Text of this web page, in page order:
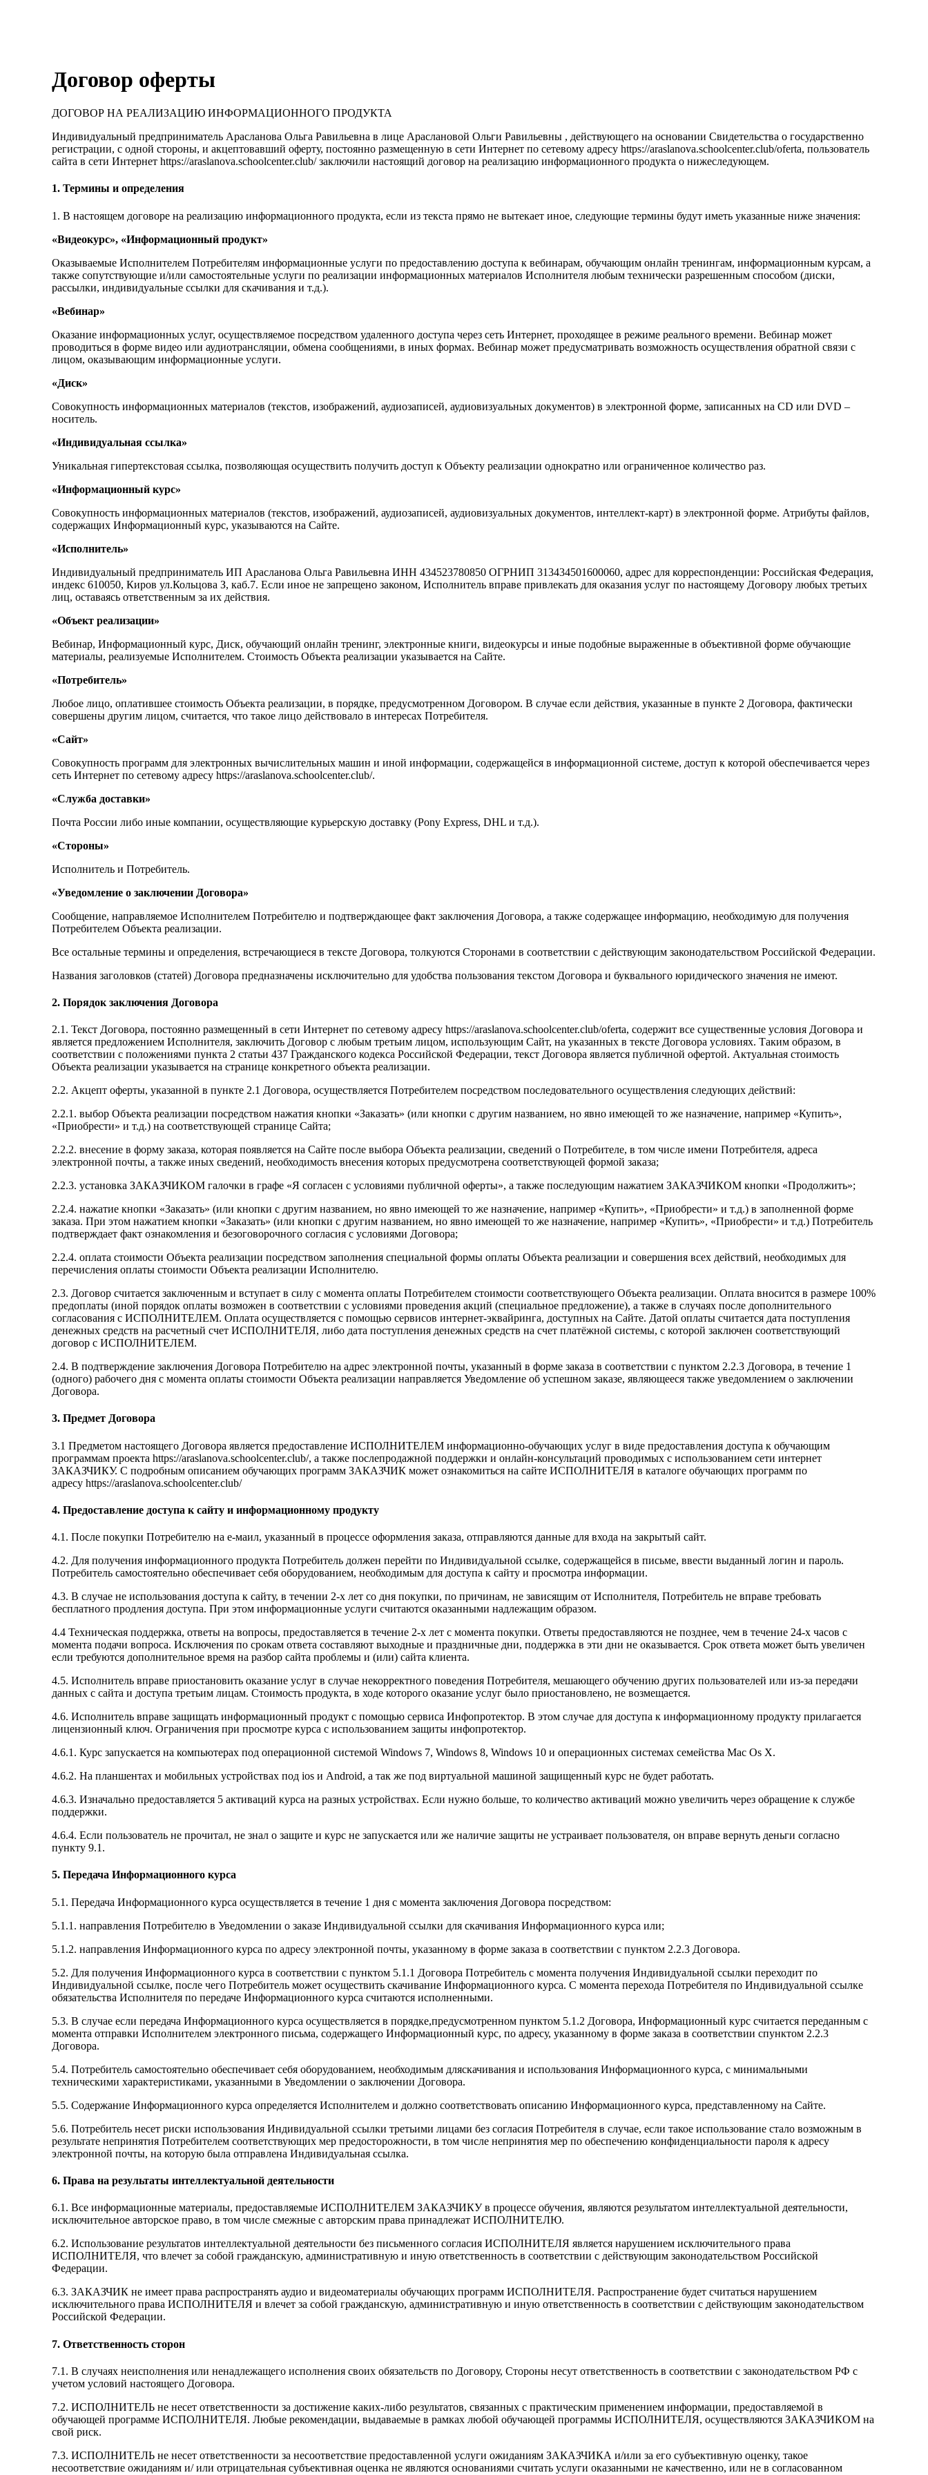
Договор оферты
ДОГОВОР НА РЕАЛИЗАЦИЮ ИНФОРМАЦИОННОГО ПРОДУКТА
Индивидуальный предприниматель Арасланова Ольга Равильевна в лице Араслановой Ольги Равильевны , действующего на основании Свидетельства о государственно
регистрации, с одной стороны, и акцептовавший оферту, постоянно размещенную в сети Интернет по сетевому адресу https://araslanova.schoolcenter.club/oferta, пользователь
сайта в сети Интернет https://araslanova.schoolcenter.club/ заключили настоящий договор на реализацию информационного продукта о нижеследующем.
1. Термины и определения
1. В настоящем договоре на реализацию информационного продукта, если из текста прямо не вытекает иное, следующие термины будут иметь указанные ниже значения:
«Видеокурс», «Информационный продукт»
Оказываемые Исполнителем Потребителям информационные услуги по предоставлению доступа к вебинарам, обучающим онлайн тренингам, информационным курсам, а
также сопутствующие и/или самостоятельные услуги по реализации информационных материалов Исполнителя любым технически разрешенным способом (диски,
рассылки, индивидуальные ссылки для скачивания и т.д.).
«Вебинар»
Оказание информационных услуг, осуществляемое посредством удаленного доступа через сеть Интернет, проходящее в режиме реального времени. Вебинар может
проводиться в форме видео или аудиотрансляции, обмена сообщениями, в иных формах. Вебинар может предусматривать возможность осуществления обратной связи с
лицом, оказывающим информационные услуги.
«Диск»
Совокупность информационных материалов (текстов, изображений, аудиозаписей, аудиовизуальных документов) в электронной форме, записанных на CD или DVD –
носитель.
«Индивидуальная ссылка»
Уникальная гипертекстовая ссылка, позволяющая осуществить получить доступ к Объекту реализации однократно или ограниченное количество раз.
«Информационный курс»
Совокупность информационных материалов (текстов, изображений, аудиозаписей, аудиовизуальных документов, интеллект-карт) в электронной форме. Атрибуты файлов,
содержащих Информационный курс, указываются на Сайте.
«Исполнитель»
Индивидуальный предприниматель ИП Арасланова Ольга Равильевна ИНН 434523780850 ОГРНИП 313434501600060, адрес для корреспонденции: Российская Федерация,
индекс 610050, Киров ул.Кольцова З, каб.7. Если иное не запрещено законом, Исполнитель вправе привлекать для оказания услуг по настоящему Договору любых третьих
лиц, оставаясь ответственным за их действия.
«Объект реализации»
Вебинар, Информационный курс, Диск, обучающий онлайн тренинг, электронные книги, видеокурсы и иные подобные выраженные в объективной форме обучающие
материалы, реализуемые Исполнителем. Стоимость Объекта реализации указывается на Сайте.
«Потребитель»
Любое лицо, оплатившее стоимость Объекта реализации, в порядке, предусмотренном Договором. В случае если действия, указанные в пункте 2 Договора, фактически
совершены другим лицом, считается, что такое лицо действовало в интересах Потребителя.
«Сайт»
Совокупность программ для электронных вычислительных машин и иной информации, содержащейся в информационной системе, доступ к которой обеспечивается через
сеть Интернет по сетевому адресу https://araslanova.schoolcenter.club/.
«Служба доставки»
Почта России либо иные компании, осуществляющие курьерскую доставку (Pony Express, DHL и т.д.).
«Стороны»
Исполнитель и Потребитель.
«Уведомление о заключении Договора»
Сообщение, направляемое Исполнителем Потребителю и подтверждающее факт заключения Договора, а также содержащее информацию, необходимую для получения
Потребителем Объекта реализации.
Все остальные термины и определения, встречающиеся в тексте Договора, толкуются Сторонами в соответствии с действующим законодательством Российской Федерации.
Названия заголовков (статей) Договора предназначены исключительно для удобства пользования текстом Договора и буквального юридического значения не имеют.
2. Порядок заключения Договора
2.1. Текст Договора, постоянно размещенный в сети Интернет по сетевому адресу https://araslanova.schoolcenter.club/oferta, содержит все существенные условия Договора и
является предложением Исполнителя, заключить Договор с любым третьим лицом, использующим Сайт, на указанных в тексте Договора условиях. Таким образом, в
соответствии с положениями пункта 2 статьи 437 Гражданского кодекса Российской Федерации, текст Договора является публичной офертой. Актуальная стоимость
Объекта реализации указывается на странице конкретного объекта реализации.
2.2. Акцепт оферты, указанной в пункте 2.1 Договора, осуществляется Потребителем посредством последовательного осуществления следующих действий:
2.2.1. выбор Объекта реализации посредством нажатия кнопки «Заказать» (или кнопки с другим названием, но явно имеющей то же назначение, например «Купить»,
«Приобрести» и т.д.) на соответствующей странице Сайта;
2.2.2. внесение в форму заказа, которая появляется на Сайте после выбора Объекта реализации, сведений о Потребителе, в том числе имени Потребителя, адреса
электронной почты, а также иных сведений, необходимость внесения которых предусмотрена соответствующей формой заказа;
2.2.3. установка ЗАКАЗЧИКОМ галочки в графе «Я согласен с условиями публичной оферты», а также последующим нажатием ЗАКАЗЧИКОМ кнопки «Продолжить»;
2.2.4. нажатие кнопки «Заказать» (или кнопки с другим названием, но явно имеющей то же назначение, например «Купить», «Приобрести» и т.д.) в заполненной форме
заказа. При этом нажатием кнопки «Заказать» (или кнопки с другим названием, но явно имеющей то же назначение, например «Купить», «Приобрести» и т.д.) Потребитель
подтверждает факт ознакомления и безоговорочного согласия с условиями Договора;
2.2.4. оплата стоимости Объекта реализации посредством заполнения специальной формы оплаты Объекта реализации и совершения всех действий, необходимых для
перечисления оплаты стоимости Объекта реализации Исполнителю.
2.3. Договор считается заключенным и вступает в силу с момента оплаты Потребителем стоимости соответствующего Объекта реализации. Оплата вносится в размере 100%
предоплаты (иной порядок оплаты возможен в соответствии с условиями проведения акций (специальное предложение), а также в случаях после дополнительного
согласования с ИСПОЛНИТЕЛЕМ. Оплата осуществляется с помощью сервисов интернет-эквайринга, доступных на Сайте. Датой оплаты считается дата поступления
денежных средств на расчетный счет ИСПОЛНИТЕЛЯ, либо дата поступления денежных средств на счет платёжной системы, с которой заключен соответствующий
договор с ИСПОЛНИТЕЛЕМ.
2.4. В подтверждение заключения Договора Потребителю на адрес электронной почты, указанный в форме заказа в соответствии с пунктом 2.2.3 Договора, в течение 1
(одного) рабочего дня с момента оплаты стоимости Объекта реализации направляется Уведомление об успешном заказе, являющееся также уведомлением о заключении
Договора.
3. Предмет Договора
3.1 Предметом настоящего Договора является предоставление ИСПОЛНИТЕЛЕМ информационно-обучающих услуг в виде предоставления доступа к обучающим
программам проекта https://araslanova.schoolcenter.club/, а также послепродажной поддержки и онлайн-консультаций проводимых с использованием сети интернет
ЗАКАЗЧИКУ. С подробным описанием обучающих программ ЗАКАЗЧИК может ознакомиться на сайте ИСПОЛНИТЕЛЯ в каталоге обучающих программ по
адресу https://araslanova.schoolcenter.club/
4. Предоставление доступа к сайту и информационному продукту
4.1. После покупки Потребителю на е-маил, указанный в процессе оформления заказа, отправляются данные для входа на закрытый сайт.
4.2. Для получения информационного продукта Потребитель должен перейти по Индивидуальной ссылке, содержащейся в письме, ввести выданный логин и пароль.
Потребитель самостоятельно обеспечивает себя оборудованием, необходимым для доступа к сайту и просмотра информации.
4.3. В случае не использования доступа к сайту, в течении 2-х лет со дня покупки, по причинам, не зависящим от Исполнителя, Потребитель не вправе требовать
бесплатного продления доступа. При этом информационные услуги считаются оказанными надлежащим образом.
4.4 Техническая поддержка, ответы на вопросы, предоставляется в течение 2-х лет с момента покупки. Ответы предоставляются не позднее, чем в течение 24-х часов с
момента подачи вопроса. Исключения по срокам ответа составляют выходные и праздничные дни, поддержка в эти дни не оказывается. Срок ответа может быть увеличен
если требуются дополнительное время на разбор сайта проблемы и (или) сайта клиента.
4.5. Исполнитель вправе приостановить оказание услуг в случае некорректного поведения Потребителя, мешающего обучению других пользователей или из-за передачи
данных с сайта и доступа третьим лицам. Стоимость продукта, в ходе которого оказание услуг было приостановлено, не возмещается.
4.6. Исполнитель вправе защищать информационный продукт с помощью сервиса Инфопротектор. В этом случае для доступа к информационному продукту прилагается
лицензионный ключ. Ограничения при просмотре курса с использованием защиты инфопротектор.
4.6.1. Курс запускается на компьютерах под операционной системой Windows 7, Windows 8, Windows 10 и операционных системах семейства Mac Os X.
4.6.2. На планшентах и мобильных устройствах под ios и Android, а так же под виртуальной машиной защищенный курс не будет работать.
4.6.3. Изначально предоставляется 5 активаций курса на разных устройствах. Если нужно больше, то количество активаций можно увеличить через обращение к службе
поддержки.
4.6.4. Если пользователь не прочитал, не знал о защите и курс не запускается или же наличие защиты не устраивает пользователя, он вправе вернуть деньги согласно
пункту 9.1.
5. Передача Информационного курса
5.1. Передача Информационного курса осуществляется в течение 1 дня с момента заключения Договора посредством:
5.1.1. направления Потребителю в Уведомлении о заказе Индивидуальной ссылки для скачивания Информационного курса или;
5.1.2. направления Информационного курса по адресу электронной почты, указанному в форме заказа в соответствии с пунктом 2.2.3 Договора.
5.2. Для получения Информационного курса в соответствии с пунктом 5.1.1 Договора Потребитель с момента получения Индивидуальной ссылки переходит по
Индивидуальной ссылке, после чего Потребитель может осуществить скачивание Информационного курса. С момента перехода Потребителя по Индивидуальной ссылке
обязательства Исполнителя по передаче Информационного курса считаются исполненными.
5.3. В случае если передача Информационного курса осуществляется в порядке,предусмотренном пунктом 5.1.2 Договора, Информационный курс считается переданным с
момента отправки Исполнителем электронного письма, содержащего Информационный курс, по адресу, указанному в форме заказа в соответствии спунктом 2.2.3
Договора.
5.4. Потребитель самостоятельно обеспечивает себя оборудованием, необходимым дляскачивания и использования Информационного курса, с минимальными
техническими характеристиками, указанными в Уведомлении о заключении Договора.
5.5. Содержание Информационного курса определяется Исполнителем и должно соответствовать описанию Информационного курса, представленному на Сайте.
5.6. Потребитель несет риски использования Индивидуальной ссылки третьими лицами без согласия Потребителя в случае, если такое использование стало возможным в
результате непринятия Потребителем соответствующих мер предосторожности, в том числе непринятия мер по обеспечению конфиденциальности пароля к адресу
электронной почты, на которую была отправлена Индивидуальная ссылка.
6. Права на результаты интеллектуальной деятельности
6.1. Все информационные материалы, предоставляемые ИСПОЛНИТЕЛЕМ ЗАКАЗЧИКУ в процессе обучения, являются результатом интеллектуальной деятельности,
исключительное авторское право, в том числе смежные с авторским права принадлежат ИСПОЛНИТЕЛЮ.
6.2. Использование результатов интеллектуальной деятельности без письменного согласия ИСПОЛНИТЕЛЯ является нарушением исключительного права
ИСПОЛНИТЕЛЯ, что влечет за собой гражданскую, административную и иную ответственность в соответствии с действующим законодательством Российской
Федерации.
6.3. ЗАКАЗЧИК не имеет права распространять аудио и видеоматериалы обучающих программ ИСПОЛНИТЕЛЯ. Распространение будет считаться нарушением
исключительного права ИСПОЛНИТЕЛЯ и влечет за собой гражданскую, административную и иную ответственность в соответствии с действующим законодательством
Российской Федерации.
7. Ответственность сторон
7.1. В случаях неисполнения или ненадлежащего исполнения своих обязательств по Договору, Стороны несут ответственность в соответствии с законодательством РФ с
учетом условий настоящего Договора.
7.2. ИСПОЛНИТЕЛЬ не несет ответственности за достижение каких-либо результатов, связанных с практическим применением информации, предоставляемой в
обучающей программе ИСПОЛНИТЕЛЯ. Любые рекомендации, выдаваемые в рамках любой обучающей программы ИСПОЛНИТЕЛЯ, осуществляются ЗАКАЗЧИКОМ на
свой риск.
7.3. ИСПОЛНИТЕЛЬ не несет ответственности за несоответствие предоставленной услуги ожиданиям ЗАКАЗЧИКА и/или за его субъективную оценку, такое
несоответствие ожиданиям и/ или отрицательная субъективная оценка не являются основаниями считать услуги оказанными не качественно, или не в согласованном